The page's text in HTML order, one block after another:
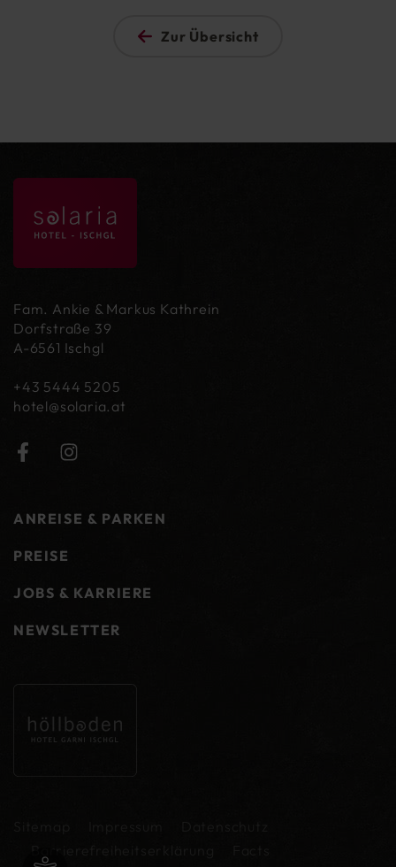
Zur Übersicht
Fam. Ankie & Markus Kathrein
Dorfstraße 39
A-6561 Ischgl
+43 5444 5205
hotel@solaria.at
ANREISE & PARKEN
PREISE
JOBS & KARRIERE
NEWSLETTER